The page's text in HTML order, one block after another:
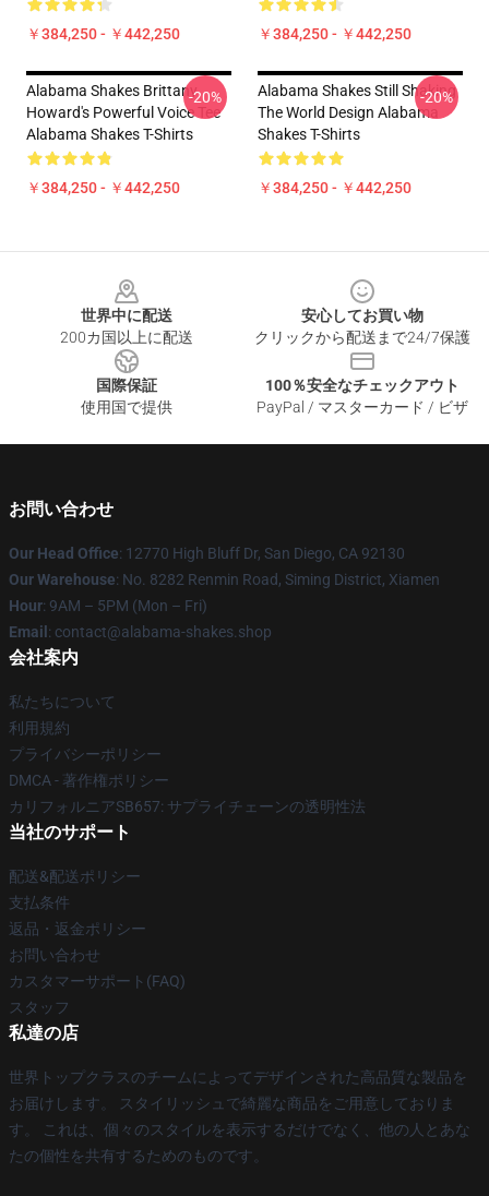
￥384,250 - ￥442,250 ￥384,250 - ￥442,250
Alabama Shakes Brittany
Howard's Powerful Voice Tee
Alabama Shakes T-Shirts
￥384,250 - ￥442,250
-20%
Alabama Shakes Still Shaking
The World Design Alabama
Shakes T-Shirts
￥384,250 - ￥442,250
-20%
世界中に配送
200カ国以上に配送
安心してお買い物
クリックから配送まで24/7保護
国際保証
使用国で提供
100％安全なチェックアウト
PayPal / マスターカード / ビザ
お問い合わせ
Our Head Office: 12770 High Bluff Dr, San Diego, CA 92130
Our Warehouse: No. 8282 Renmin Road, Siming District, Xiamen
Hour: 9AM – 5PM (Mon – Fri)
Email : contact@alabama-shakes.shop
会社案内
私たちについて
利用規約
プライバシーポリシー
DMCA - 著作権ポリシー
カリフォルニアSB657: サプライチェーンの透明性法
当社のサポート
配送&配送ポリシー
支払条件
返品・返金ポリシー
お問い合わせ
カスタマーサポート(FAQ)
スタッフ
私達の店
世界トップクラスのチームによってデザインされた高品質な製品を
お届けします。 スタイリッシュで綺麗な商品をご用意しておりま
す。 これは、個々のスタイルを表示するだけでなく、他の人とあな
たの個性を共有するためのものです。